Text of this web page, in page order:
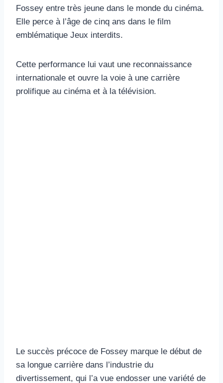
Fossey entre très jeune dans le monde du cinéma.
Elle perce à l’âge de cinq ans dans le film
emblématique Jeux interdits.
Cette performance lui vaut une reconnaissance
internationale et ouvre la voie à une carrière
prolifique au cinéma et à la télévision.
Le succès précoce de Fossey marque le début de
sa longue carrière dans l’industrie du
divertissement, qui l’a vue endosser une variété de